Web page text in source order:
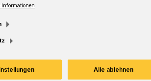
Alle ablehnen